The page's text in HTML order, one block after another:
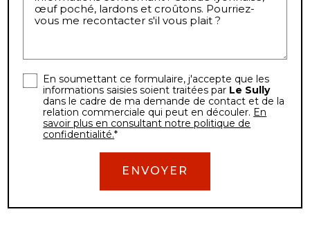
En soumettant ce formulaire, j'accepte que les
informations saisies soient traitées par Le Sully
dans le cadre de ma demande de contact et de la
relation commerciale qui peut en découler. En
savoir plus en consultant notre politique de
confidentialité.*